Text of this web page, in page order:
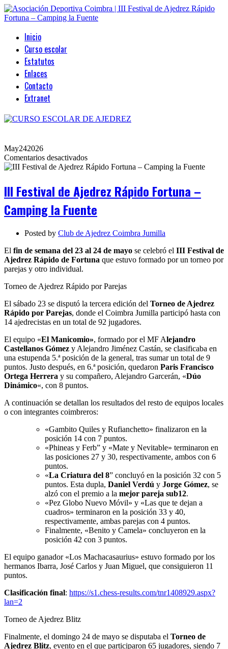
Inicio
Curso escolar
Estatutos
Enlaces
Contacto
Extranet
May242026
Comentarios desactivadosen
III
Ajedrez
Fortuna
Camping
la
Fuente
III Festival de Ajedrez Rápido Fortuna –
Camping la Fuente
Posted by Club de Ajedrez Coimbra Jumilla
El fin de semana del 23 al 24 de mayo se celebró el III Festival de
Ajedrez Rápido de Fortuna que estuvo formado por un torneo por
parejas y otro individual.
Torneo de Ajedrez Rápido por Parejas
El sábado 23 se disputó la tercera edición del Torneo de Ajedrez
Rápido por Parejas, donde el Coimbra Jumilla participó hasta con
14 ajedrecistas en un total de 92 jugadores.
El equipo «El Manicomio», formado por el MF Alejandro
Castellanos Gómez y Alejandro Jiménez Castán, se clasificaba en
una estupenda 5.ª posición de la general, tras sumar un total de 9
puntos. Justo después, en 6.ª posición, quedaron Paris Francisco
Ortega Herrera y su compañero, Alejandro Garcerán, «Dúo
Dinámico«, con 8 puntos.
A continuación se detallan los resultados del resto de equipos locales
o con integrantes coimbreros:
«Gambito Quiles y Rufianchetto» finalizaron en la
posición 14 con 7 puntos.
«Phineas y Ferb” y «Mate y Nevitable» terminaron en
las posiciones 27 y 30, respectivamente, ambos con 6
puntos.
«La Criatura del 8” concluyó en la posición 32 con 5
puntos. Esta dupla, Daniel Verdú y Jorge Gómez, se
alzó con el premio a la mejor pareja sub12.
«Pez Globo Nuevo Móvil» y «Las que te dejan a
cuadros» terminaron en la posición 33 y 40,
respectivamente, ambas parejas con 4 puntos.
Finalmente, «Benito y Camela» concluyeron en la
posición 42 con 3 puntos.
El equipo ganador «Los Machacasaurius» estuvo formado por los
hermanos Ibarra, José Carlos y Juan Miguel, que consiguieron 11
puntos.
Clasificación final: https://s1.chess-results.com/tnr1408929.aspx?
lan=2
Torneo de Ajedrez Blitz
Finalmente, el domingo 24 de mayo se disputaba el Torneo de
Ajedrez Blitz, evento en el que participaron 65 jugadores, siendo 7